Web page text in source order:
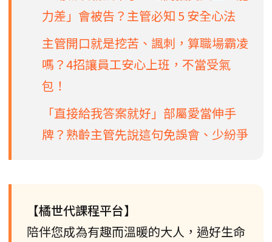
力差」會被告？主管必知 5 安全心法
主管開口就是挖苦、諷刺，算職場霸凌
嗎？4招讓員工安心上班，不當受氣
包！
「直接給我答案就好」部屬愛當伸手
牌？熟齡主管先說這句免誤會、少紛爭
【橘世代課程平台】
陪伴您成為有趣而溫暖的大人，過好生命